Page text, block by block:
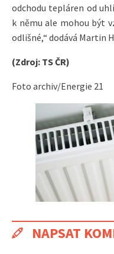
odchodu tepláren od
k němu ale mohou být
odlišné,“ dodává Martin
(Zdroj: TS ČR)
Foto archiv/Energie 21
NAPSAT